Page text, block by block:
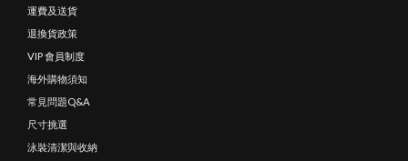
運費及送貨
退換貨政策
VIP 會員制度
海外購物須知
常見問題Q&A
尺寸挑選
泳裝清潔與收納